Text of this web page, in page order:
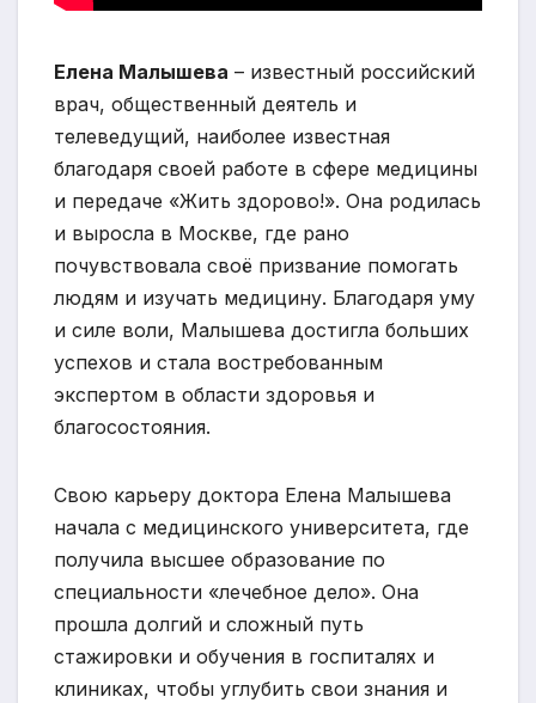
Елена Малышева – известный российский
врач, общественный деятель и
телеведущий, наиболее известная
благодаря своей работе в сфере медицины
и передаче «Жить здорово!». Она родилась
и выросла в Москве, где рано
почувствовала своё призвание помогать
людям и изучать медицину. Благодаря уму
и силе воли, Малышева достигла больших
успехов и стала востребованным
экспертом в области здоровья и
благосостояния.
Свою карьеру доктора Елена Малышева
начала с медицинского университета, где
получила высшее образование по
специальности «лечебное дело». Она
прошла долгий и сложный путь
стажировки и обучения в госпиталях и
клиниках, чтобы углубить свои знания и